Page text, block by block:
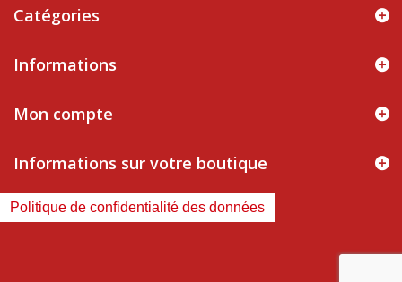
Catégories
Informations
Mon compte
Informations sur votre boutique
Politique de confidentialité des données